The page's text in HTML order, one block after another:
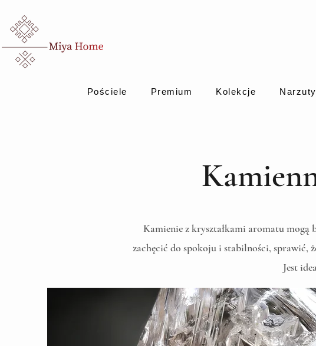
Pościele Premium Kolekcje
Kamienie z kryształkami aromatu mogą
zachęcić do spokoju i stabilności, sprawić,
Jest